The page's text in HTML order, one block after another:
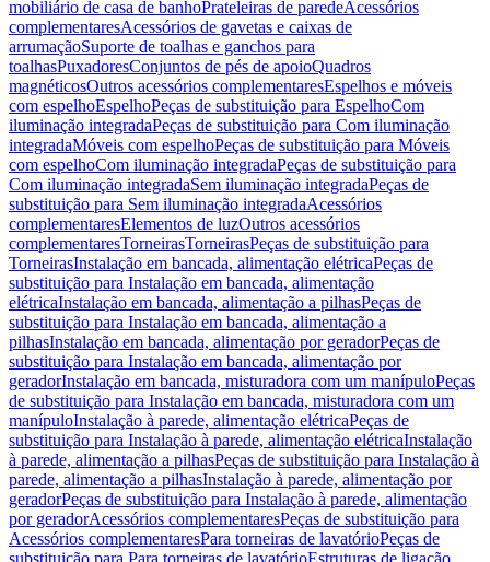
mobiliário de casa de banhoPrateleiras de paredeAcessórios
complementaresAcessórios de gavetas e caixas de
arrumaçãoSuporte de toalhas e ganchos para
toalhasPuxadoresConjuntos de pés de apoioQuadros
magnéticosOutros acessórios complementaresEspelhos e móveis
com espelhoEspelhoPeças de substituição para EspelhoCom
iluminação integradaPeças de substituição para Com iluminação
integradaMóveis com espelhoPeças de substituição para Móveis
com espelhoCom iluminação integradaPeças de substituição para
Com iluminação integradaSem iluminação integradaPeças de
substituição para Sem iluminação integradaAcessórios
complementaresElementos de luzOutros acessórios
complementaresTorneirasTorneirasPeças de substituição para
TorneirasInstalação em bancada, alimentação elétricaPeças de
substituição para Instalação em bancada, alimentação
elétricaInstalação em bancada, alimentação a pilhasPeças de
substituição para Instalação em bancada, alimentação a
pilhasInstalação em bancada, alimentação por geradorPeças de
substituição para Instalação em bancada, alimentação por
geradorInstalação em bancada, misturadora com um manípuloPeças
de substituição para Instalação em bancada, misturadora com um
manípuloInstalação à parede, alimentação elétricaPeças de
substituição para Instalação à parede, alimentação elétricaInstalação
à parede, alimentação a pilhasPeças de substituição para Instalação à
parede, alimentação a pilhasInstalação à parede, alimentação por
geradorPeças de substituição para Instalação à parede, alimentação
por geradorAcessórios complementaresPeças de substituição para
Acessórios complementaresPara torneiras de lavatórioPeças de
substituição para Para torneiras de lavatórioEstruturas de ligação